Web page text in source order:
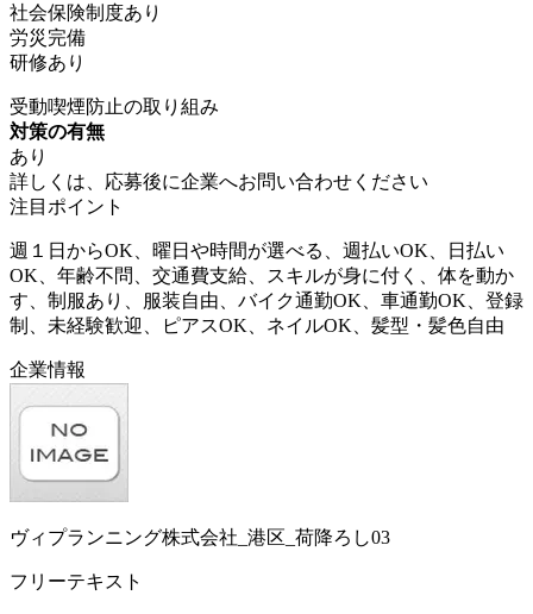
社会保険制度あり
労災完備
研修あり
受動喫煙防止の取り組み
対策の有無
あり
詳しくは、応募後に企業へお問い合わせください
注目ポイント
週１日からOK、曜日や時間が選べる、週払いOK、日払い
OK、年齢不問、交通費支給、スキルが身に付く、体を動か
す、制服あり、服装自由、バイク通勤OK、車通勤OK、登録
制、未経験歓迎、ピアスOK、ネイルOK、髪型・髪色自由
企業情報
ヴィプランニング株式会社_港区_荷降ろし03
フリーテキスト